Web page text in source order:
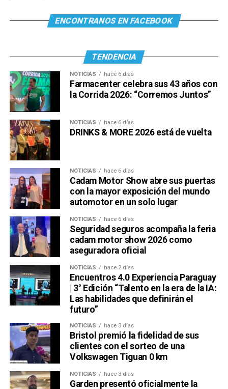
ENCONTRANOS EN FACEBOOK
TENDENCIA
NOTICIAS hace 6 días
Farmacenter celebra sus 43 años con
la Corrida 2026: “Corremos Juntos”
NOTICIAS hace 6 días
DRINKS & MORE 2026 está de vuelta
NOTICIAS hace 6 días
Cadam Motor Show abre sus puertas
con la mayor exposición del mundo
automotor en un solo lugar
NOTICIAS hace 6 días
Seguridad seguros acompaña la feria
cadam motor show 2026 como
aseguradora oficial
NOTICIAS hace 2 días
Encuentros 4.0 Experiencia Paraguay
| 3° Edición “Talento en la era de la IA:
Las habilidades que definirán el
futuro”
NOTICIAS hace 3 días
Bristol premió la fidelidad de sus
clientes con el sorteo de una
Volkswagen Tiguan 0 km
NOTICIAS hace 3 días
Garden presentó oficialmente la